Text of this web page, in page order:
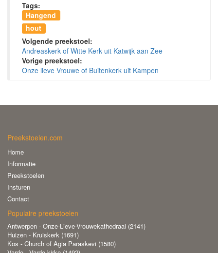
Tags:
Hangend
hout
Volgende preekstoel:
Andreaskerk of Witte Kerk uit Katwijk aan Zee
Vorige preekstoel:
Onze lieve Vrouwe of Buitenkerk uit Kampen
Preekstoelen.com
Home
Informatie
Preekstoelen
Insturen
Contact
Populaire preekstoelen
Antwerpen - Onze-Lieve-Vrouwekathedraal (2141)
Huizen - Kruiskerk (1691)
Kos - Church of Agia Paraskevi (1580)